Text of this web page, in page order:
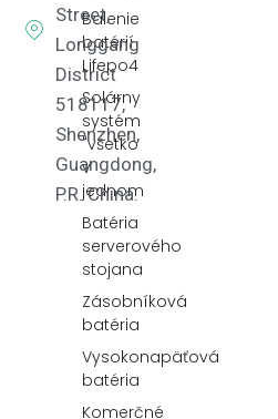
Balenie
batérií
Lifepo4
Solárny
systém
"všetko
v
jednom
Batéria
serverového
stojana
Zásobníková
batéria
Vysokonapäťová
batéria
Komerčné
Street,
Longgang
District
518117,
Shenzhen,
Guangdong,
P.R. China.